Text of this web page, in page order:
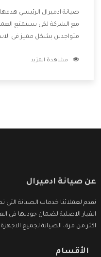
صيانة ادميرال الرئيسي
مع الشركة لكى يستمتع
متواجدين بشكل مميز فى
الشركة بها والتى تكون منها
مشاهدة المزيد
عن صيانة ادميرال
نقدم لعملائنا خدمات الصيانة
الغيار الاصلية لضمان جودتها فى
اكثر من مرة، الصيانة لجميع
الأقسام